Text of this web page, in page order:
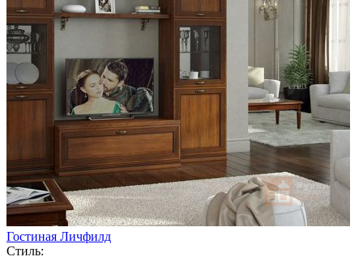
Гостиная Личфилд
Стиль: